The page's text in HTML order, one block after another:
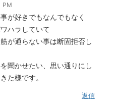
PM
が好きでもなんでもなく
ハラしていて
が通らない事は断固拒否し
聞かせたい、思い通りにし
た様です。
返信